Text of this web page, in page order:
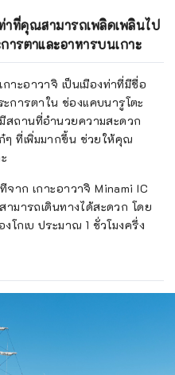
าที่คุณสามารถเพลิดเพลินไป
รตาและอาหารบนเกาะ
าะอาวาจิ เป็นเมืองท่าที่มีชื่อ
การตาใน ช่องแคบนารูโตะ
สถานที่อำนวยความสะดวก
ๆ ที่เพิ่มมากขึ้น ช่วยให้คุณ
าก เกาะอาวาจิ Minami IC
ามารถเดินทางได้สะดวก โดย
โกเบ ประมาณ 1 ชั่วโมงครึ่ง